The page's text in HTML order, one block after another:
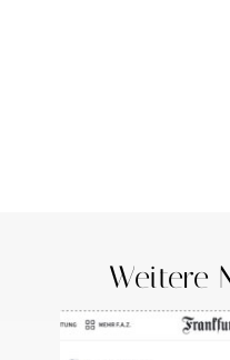
Weitere